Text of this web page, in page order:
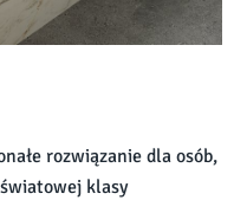
rozwiązanie dla osób,
klasy